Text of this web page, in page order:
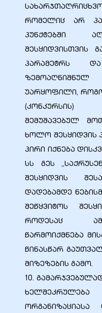
რომელიც არ
პუნქტებში
შესყიდვისთვის
პარამეტრს
ზემოაღნიშნულ
უარყოფილი,
(კონკურსის)
შემუშავებულ
ხოლო შესყიდვის
პირი იქნება
სს გეს
შესყიდვის
დადებამდე
შეწყვიტოს
როდესაც
წარმოიქმნება
წინასწარ
მიზეზების გამო.
10.
ხელშეკრულება